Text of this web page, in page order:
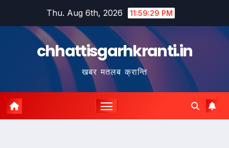
Thu. Aug 6th, 2026 11:59:30 PM
chhattisgarhkranti.in
खबर मतलब क्रान्ति